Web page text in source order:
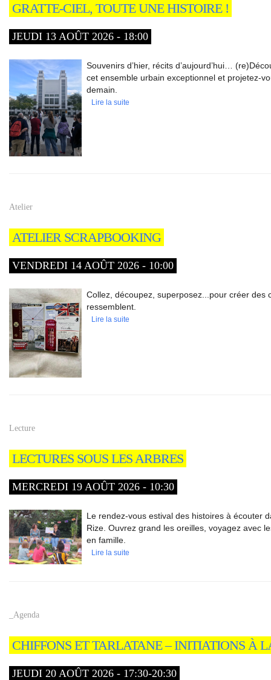
GRATTE-CIEL, TOUTE UNE HISTOIRE !
JEUDI 13 AOÛT 2026 - 18:00
Souvenirs d’hier, récits d’aujourd’hui…
cet ensemble urbain exceptionnel et projetez-
demain.
Lire la suite
Atelier
ATELIER SCRAPBOOKING
VENDREDI 14 AOÛT 2026 - 10:00
Collez, découpez, superposez...pour créer des
ressemblent.
Lire la suite
Lecture
LECTURES SOUS LES ARBRES
MERCREDI 19 AOÛT 2026 - 10:30
Le rendez-vous estival des histoires à écouter
Rize. Ouvrez grand les oreilles, voyagez avec
en famille.
Lire la suite
_Agenda
CHIFFONS ET TARLATANE – INITIATIONS À
JEUDI 20 AOÛT 2026 - 17:30-20:30